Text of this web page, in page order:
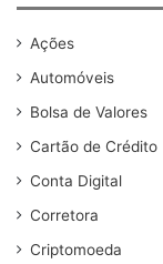
Ações
Automóveis
Bolsa de Valores
Cartão de Crédito
Conta Digital
Corretora
Criptomoeda